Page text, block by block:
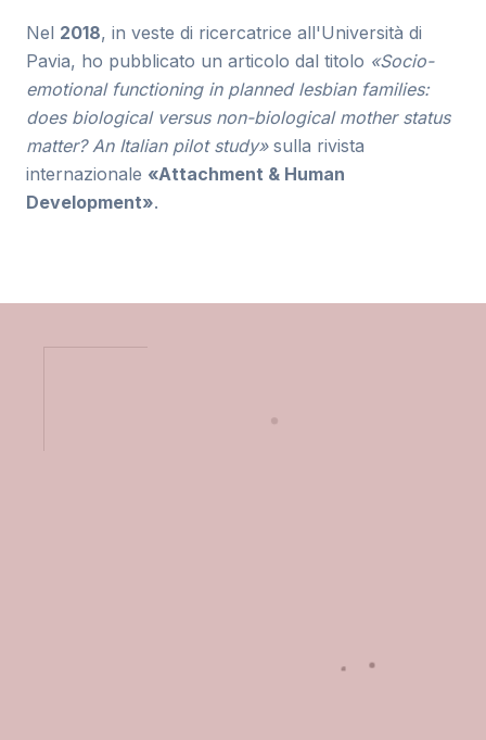
Nel 2018, in veste di ricercatrice all'Università di
Pavia, ho pubblicato un articolo dal titolo «Socio-
emotional functioning in planned lesbian families:
does biological versus non-biological mother status
matter? An Italian pilot study»sulla rivista
internazionale «Attachment & Human
Development».